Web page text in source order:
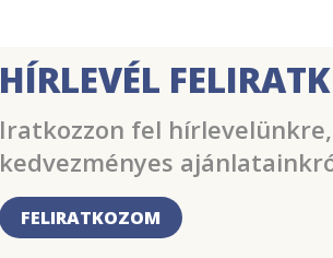
HÍRLEVÉL
Iratkozzon fel
kedvezményes
FELIRATKOZOM